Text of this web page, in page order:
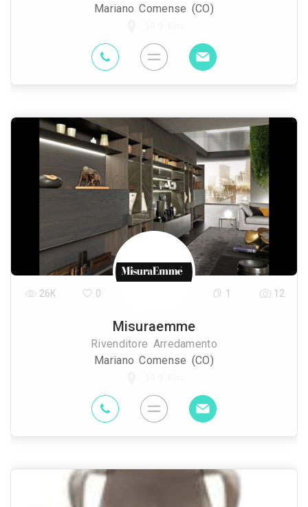
Mariano Comense (CO)
Misuraemme
Rivenditore Arredamento
Mariano Comense (CO)
26K 0 1 12